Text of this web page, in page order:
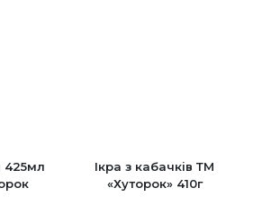
425мл
Ікра з кабачків ТМ
«Хуторок» 410г